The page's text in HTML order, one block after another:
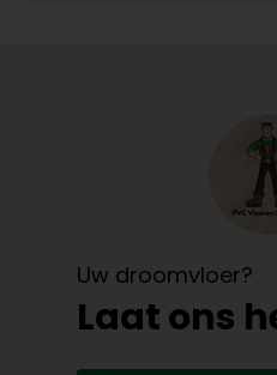
Uw droomvloer?
Laat ons